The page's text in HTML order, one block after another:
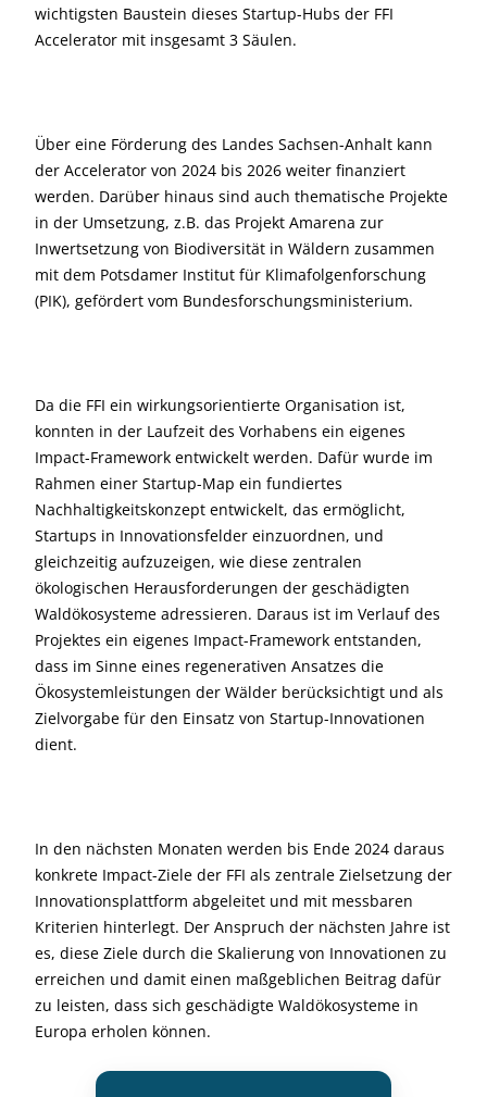
wichtigsten Baustein dieses Startup-Hubs der FFI
Accelerator mit insgesamt 3 Säulen.
Über eine Förderung des Landes Sachsen-Anhalt kann
der Accelerator von 2024 bis 2026 weiter finanziert
werden. Darüber hinaus sind auch thematische Projekte
in der Umsetzung, z.B. das Projekt Amarena zur
Inwertsetzung von Biodiversität in Wäldern zusammen
mit dem Potsdamer Institut für Klimafolgenforschung
(PIK), gefördert vom Bundesforschungsministerium.
Da die FFI ein wirkungsorientierte Organisation ist,
konnten in der Laufzeit des Vorhabens ein eigenes
Impact-Framework entwickelt werden. Dafür wurde im
Rahmen einer Startup-Map ein fundiertes
Nachhaltigkeitskonzept entwickelt, das ermöglicht,
Startups in Innovationsfelder einzuordnen, und
gleichzeitig aufzuzeigen, wie diese zentralen
ökologischen Herausforderungen der geschädigten
Waldökosysteme adressieren. Daraus ist im Verlauf des
Projektes ein eigenes Impact-Framework entstanden,
dass im Sinne eines regenerativen Ansatzes die
Ökosystemleistungen der Wälder berücksichtigt und als
Zielvorgabe für den Einsatz von Startup-Innovationen
dient.
In den nächsten Monaten werden bis Ende 2024 daraus
konkrete Impact-Ziele der FFI als zentrale Zielsetzung der
Innovationsplattform abgeleitet und mit messbaren
Kriterien hinterlegt. Der Anspruch der nächsten Jahre ist
es, diese Ziele durch die Skalierung von Innovationen zu
erreichen und damit einen maßgeblichen Beitrag dafür
zu leisten, dass sich geschädigte Waldökosysteme in
Europa erholen können.